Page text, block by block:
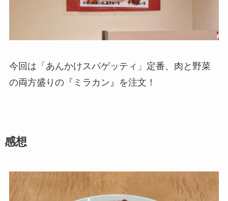
今回は「あんかけスパゲッティ」定番、肉と野菜
の両方盛りの『ミラカン』を注文！
感想